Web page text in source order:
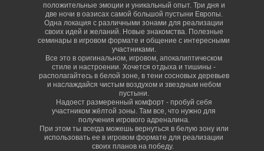
положительные эмоции и уникальный опыт. Три дня и
две ночи в оазисах самой большой пустыни Европы.
Одна локация с различными зонами для реализации
своих идей и желаний. Новые знакомства. Полезные
семинары в игровом формате и общение с интересными
участниками.
Все это в оригинальном, игровом, апокалиптическом
стиле и настроении. Хочется отдыха и тишины -
располагайтесь в белой зоне, в тени сосновых деревьев
и наслаждайся чистым воздухом и звездным небом
пустыни.
Надоест размеренный комфорт - пробуй себя
участником жёлтой зоны. Там все, что нужно для
получения игрового адреналина.
При этом ты всегда можешь вернуться в белую зону или
использовать ее в игровом формате для реализации
своих планов на победу.